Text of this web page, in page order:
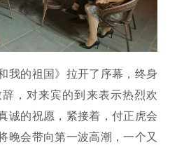
我的祖国》拉开了序幕，终身
，对来宾的到来表示热烈欢
诚的祝愿，紧接着，付正虎会
晚会带向第一波高潮，一个又